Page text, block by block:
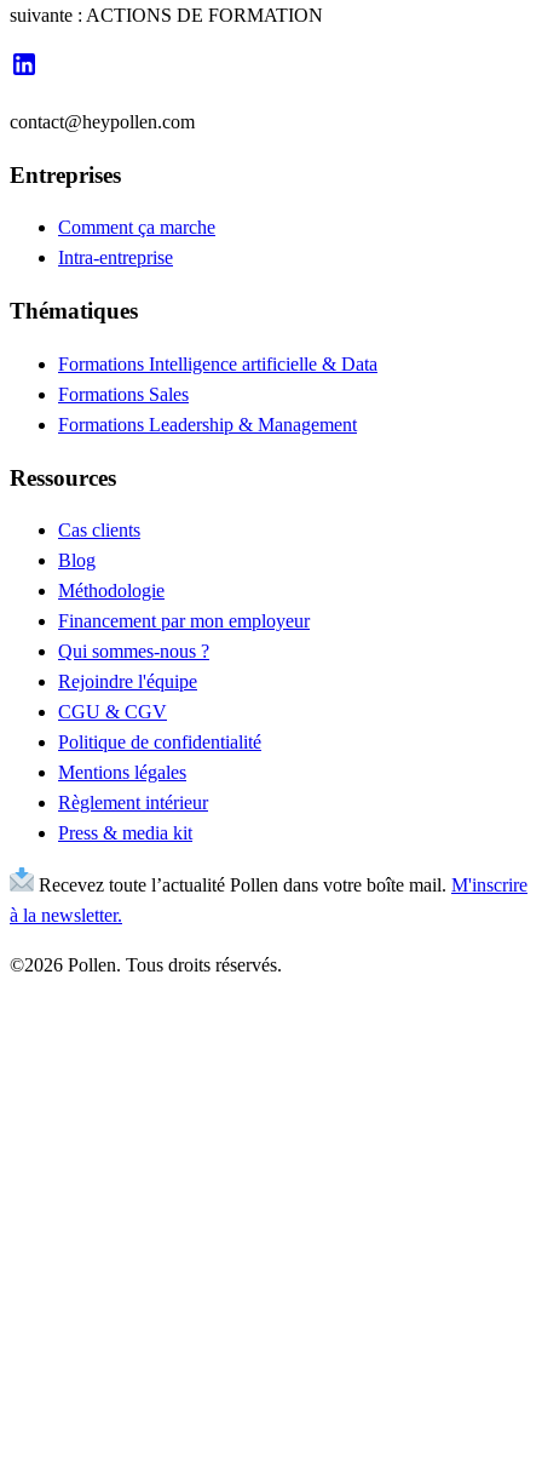
suivante : ACTIONS DE FORMATION
contact@heypollen.com
Entreprises
Comment ça marche
Intra-entreprise
Thématiques
Formations Intelligence artificielle & Data
Formations Sales
Formations Leadership & Management
Ressources
Cas clients
Blog
Méthodologie
Financement par mon employeur
Qui sommes-nous ?
Rejoindre l'équipe
CGU & CGV
Politique de confidentialité
Mentions légales
Règlement intérieur
Press & media kit
Recevez toute l’actualité Pollen dans votre boîte mail. M'inscrire
à la newsletter.
©2026 Pollen. Tous droits réservés.